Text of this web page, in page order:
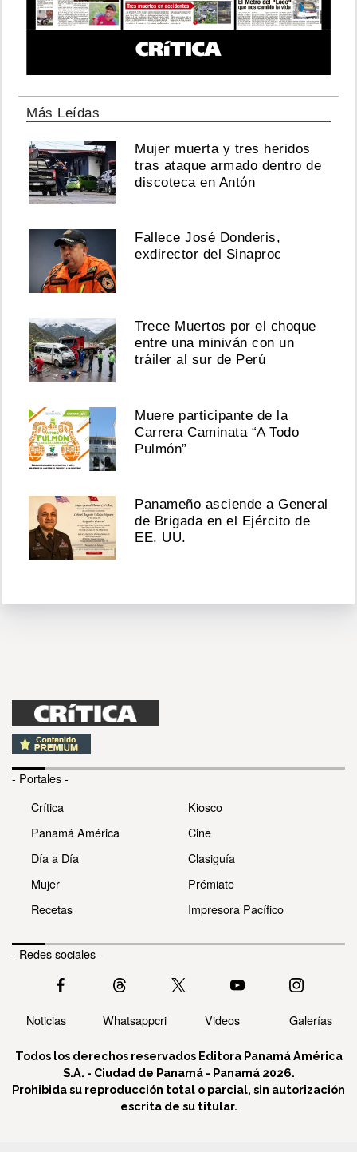
Más Leídas
Mujer muerta y tres heridos
tras ataque armado dentro de
discoteca en Antón
Fallece José Donderis,
exdirector del Sinaproc
Trece Muertos por el choque
entre una miniván con un
tráiler al sur de Perú
Muere participante de la
Carrera Caminata “A Todo
Pulmón”
Panameño asciende a General
de Brigada en el Ejército de
EE. UU.
- Portales -
Crítica
Panamá América
Día a Día
Mujer
Recetas
Kiosco
Cine
Clasiguía
Prémiate
Impresora Pacífico
- Redes sociales -
Noticias Whatsappcri Videos Galerías
Todos los derechos reservados Editora Panamá América
S.A. - Ciudad de Panamá - Panamá 2026.
Prohibida su reproducción total o parcial, sin autorización
escrita de su titular.